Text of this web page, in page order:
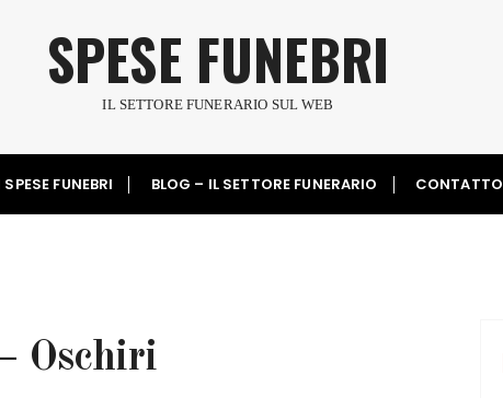
SPESE FUNEBRI
IL SETTORE FUNERARIO SUL WEB
FUNEBRI BLOG – IL SETTORE FUNERARIO CONTATTO
Oschiri